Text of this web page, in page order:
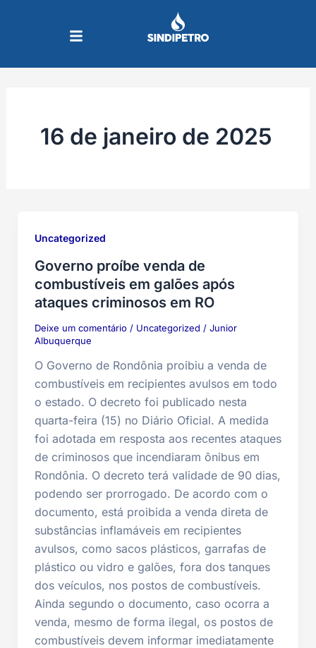
16 de janeiro de 2025
Uncategorized
Governo proíbe venda de
combustíveis em galões após
ataques criminosos em RO
Deixe um comentário / Uncategorized / Junior
Albuquerque
O Governo de Rondônia proibiu a venda de
combustíveis em recipientes avulsos em todo
o estado. O decreto foi publicado nesta
quarta-feira (15) no Diário Oficial. A medida
foi adotada em resposta aos recentes ataques
de criminosos que incendiaram ônibus em
Rondônia. O decreto terá validade de 90 dias,
podendo ser prorrogado. De acordo com o
documento, está proibida a venda direta de
substâncias inflamáveis em recipientes
avulsos, como sacos plásticos, garrafas de
plástico ou vidro e galões, fora dos tanques
dos veículos, nos postos de combustíveis.
Ainda segundo o documento, caso ocorra a
venda, mesmo de forma ilegal, os postos de
combustíveis devem informar imediatamente